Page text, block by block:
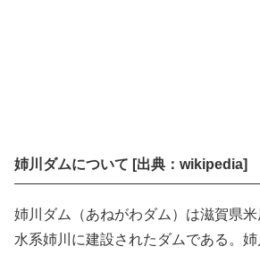
姉川ダムについて [出典：wikipedia]
姉川ダム（あねがわダム）は滋賀県米
水系姉川に建設されたダムである。